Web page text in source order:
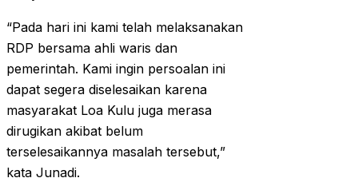
“Pada hari ini kami telah melaksanakan
RDP bersama ahli waris dan
pemerintah. Kami ingin persoalan ini
dapat segera diselesaikan karena
masyarakat Loa Kulu juga merasa
dirugikan akibat belum
terselesaikannya masalah tersebut,”
kata Junadi.